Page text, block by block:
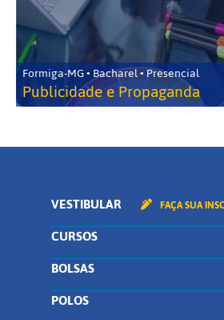
Formiga-MG • Bacharel • Presencial
Publicidade e Propaganda
VESTIBULAR FAÇA SUA
CURSOS
BOLSAS
POLOS